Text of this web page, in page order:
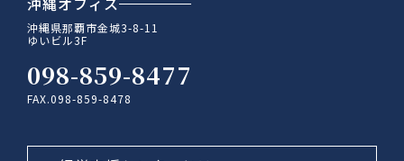
沖縄県那覇市金城3-8-11
ゆいビル3F
098-859-8477
FAX.098-859-8478